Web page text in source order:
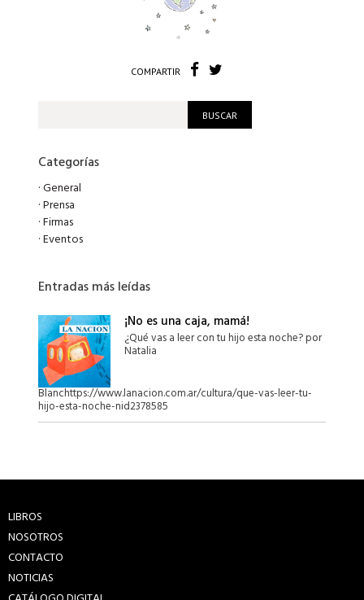
COMPARTIR
Categorías
·General
·Prensa
·Firmas
·Eventos
Entradas más leídas
¡No es una caja, mamá!
¿Qué vas a leer con tu hijo esta noche? por
Natalia
Blanchttps://www.lanacion.com.ar/cultura/que-vas-leer-tu-
hijo-esta-noche-nid2378585
LIBROS
NOSOTROS
CONTACTO
NOTICIAS